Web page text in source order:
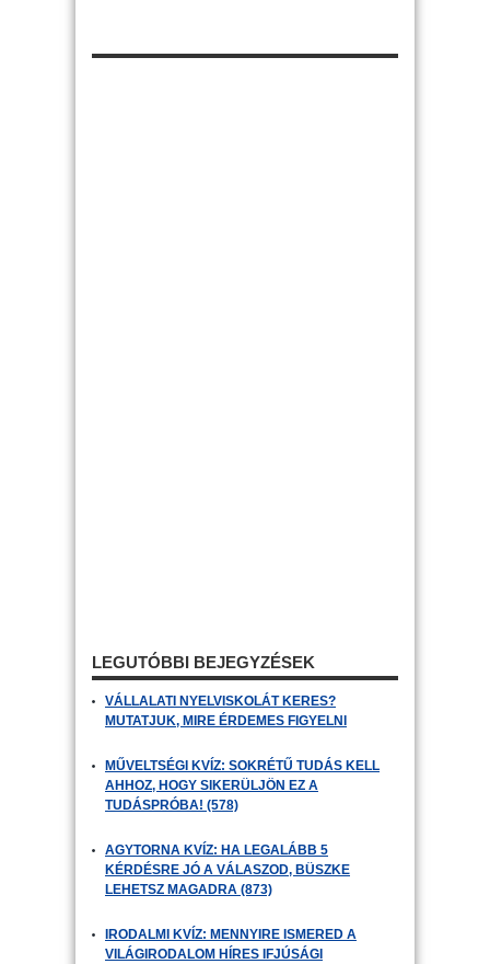
LEGUTÓBBI BEJEGYZÉSEK
VÁLLALATI NYELVISKOLÁT KERES?
MUTATJUK, MIRE ÉRDEMES FIGYELNI
MŰVELTSÉGI KVÍZ: SOKRÉTŰ TUDÁS KELL
AHHOZ, HOGY SIKERÜLJÖN EZ A
TUDÁSPRÓBA! (578)
AGYTORNA KVÍZ: HA LEGALÁBB 5
KÉRDÉSRE JÓ A VÁLASZOD, BÜSZKE
LEHETSZ MAGADRA (873)
IRODALMI KVÍZ: MENNYIRE ISMERED A
VILÁGIRODALOM HÍRES IFJÚSÁGI